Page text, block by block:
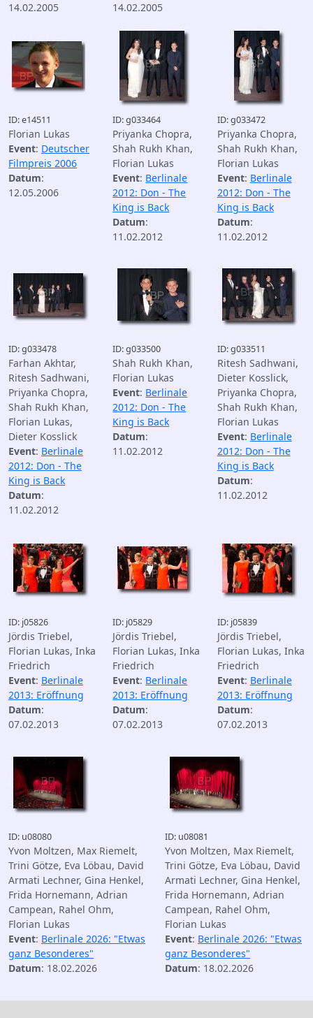
14.02.2005
14.02.2005
ID: e14511
Florian Lukas
Event: Deutscher
Filmpreis 2006
Datum:
12.05.2006
ID: g033464
Priyanka Chopra,
Shah Rukh Khan,
Florian Lukas
Event: Berlinale
2012: Don - The
King is Back
Datum:
11.02.2012
ID: g033472
Priyanka Chopra,
Shah Rukh Khan,
Florian Lukas
Event: Berlinale
2012: Don - The
King is Back
Datum:
11.02.2012
ID: g033478
Farhan Akhtar,
Ritesh Sadhwani,
Priyanka Chopra,
Shah Rukh Khan,
Florian Lukas,
Dieter Kosslick
Event: Berlinale
2012: Don - The
King is Back
Datum:
11.02.2012
ID: g033500
Shah Rukh Khan,
Florian Lukas
Event: Berlinale
2012: Don - The
King is Back
Datum:
11.02.2012
ID: g033511
Ritesh Sadhwani,
Dieter Kosslick,
Priyanka Chopra,
Shah Rukh Khan,
Florian Lukas
Event: Berlinale
2012: Don - The
King is Back
Datum:
11.02.2012
ID: j05826
Jördis Triebel,
Florian Lukas, Inka
Friedrich
Event: Berlinale
2013: Eröffnung
Datum:
07.02.2013
ID: j05829
Jördis Triebel,
Florian Lukas, Inka
Friedrich
Event: Berlinale
2013: Eröffnung
Datum:
07.02.2013
ID: j05839
Jördis Triebel,
Florian Lukas, Inka
Friedrich
Event: Berlinale
2013: Eröffnung
Datum:
07.02.2013
ID: u08080
Yvon Moltzen, Max Riemelt,
Trini Götze, Eva Löbau, David
Armati Lechner, Gina Henkel,
Frida Hornemann, Adrian
Campean, Rahel Ohm,
Florian Lukas
Event: Berlinale 2026: "Etwas
ganz Besonderes"
Datum: 18.02.2026
ID: u08081
Yvon Moltzen, Max Riemelt,
Trini Götze, Eva Löbau, David
Armati Lechner, Gina Henkel,
Frida Hornemann, Adrian
Campean, Rahel Ohm,
Florian Lukas
Event: Berlinale 2026: "Etwas
ganz Besonderes"
Datum: 18.02.2026